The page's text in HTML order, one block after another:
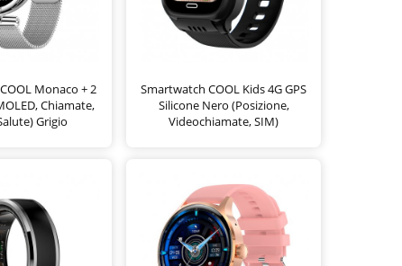
Monaco + 2
Chiamate,
Grigio
Smartwatch COOL Kids 4G GPS
Silicone Nero (Posizione,
Videochiamate, SIM)